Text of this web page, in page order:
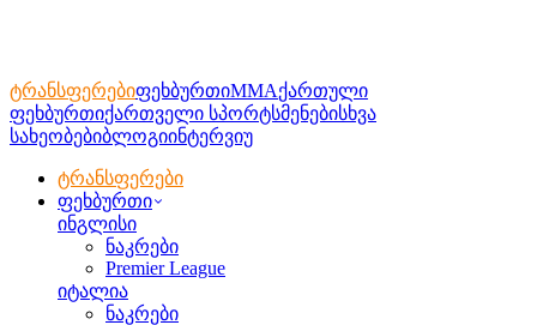
ტრანსფერებიფეხბურთიMMAქართული
ფეხბურთიქართველი სპორტსმენებისხვა
სახეობებიბლოგიინტერვიუ
ტრანსფერები
ფეხბურთი
ინგლისი
ნაკრები
Premier League
იტალია
ნაკრები